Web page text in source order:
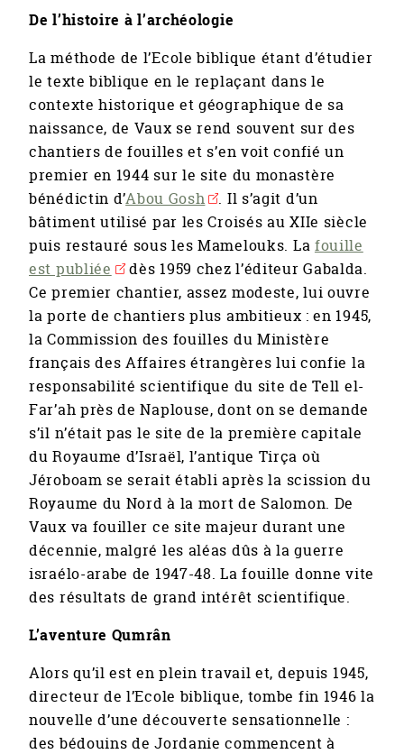
De l’histoire à l’archéologie
La méthode de l’Ecole biblique étant d’étudier
le texte biblique en le replaçant dans le
contexte historique et géographique de sa
naissance, de Vaux se rend souvent sur des
chantiers de fouilles et s’en voit confié un
premier en 1944 sur le site du monastère
bénédictin d’Abou Gosh
. Il s’agit d’un
bâtiment utilisé par les Croisés au XIIe siècle
puis restauré sous les Mamelouks. La fouille
est publiée
dès 1959 chez l’éditeur Gabalda.
Ce premier chantier, assez modeste, lui ouvre
la porte de chantiers plus ambitieux : en 1945,
la Commission des fouilles du Ministère
français des Affaires étrangères lui confie la
responsabilité scientifique du site de Tell el-
Far’ah près de Naplouse, dont on se demande
s’il n’était pas le site de la première capitale
du Royaume d’Israël, l’antique Tirça où
Jéroboam se serait établi après la scission du
Royaume du Nord à la mort de Salomon. De
Vaux va fouiller ce site majeur durant une
décennie, malgré les aléas dûs à la guerre
israélo-arabe de 1947-48. La fouille donne vite
des résultats de grand intérêt scientifique.
L’aventure Qumrân
Alors qu’il est en plein travail et, depuis 1945,
directeur de l’Ecole biblique, tombe fin 1946 la
nouvelle d’une découverte sensationnelle :
des bédouins de Jordanie commencent à